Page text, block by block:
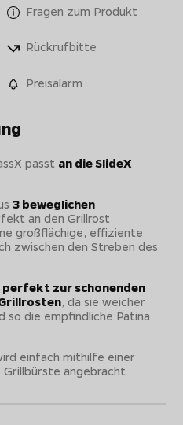
Fragen zum Produkt
Rückrufbitte
Preisalarm
passt an die SlideX
3 beweglichen
an den Grillrost
großflächige, effiziente
zwischen den Streben des
perfekt zur schonenden
, da sie weicher
so die empfindliche Patina
einfach mithilfe einer
angebracht.